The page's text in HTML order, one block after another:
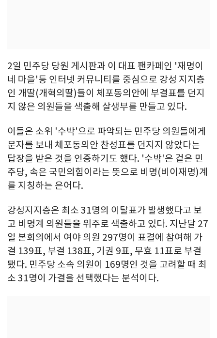
2일 민주당 당원 게시판과 이 대표 팬카페인 '재명이
네 마을'등 인터넷 커뮤니티를 중심으로 강성 지지층
인 개딸(개혁의딸)들이 체포동의안에 부결표를 던지
지 않은 의원들을 색출해 살생부를 만들고 있다.
이들은 소위 '수박'으로 파악되는 민주당 의원들에게
문자를 보내 체포동의안 찬성표를 던지지 않았다는
답장을 받은 것을 인증하기도 했다. '수박'은 겉은 민
주당, 속은 국민의힘이라는 뜻으로 비명(비이재명)계
를 지칭하는 은어다.
강성지지층은 최소 31명의 이탈표가 발생했다고 보
고 비명계 의원들을 위주로 색출하고 있다. 지난달 27
일 본회의에서 여야 의원 297명이 표결에 참여해 가
결 139표, 부결 138표, 기권 9표, 무효 11표로 부결
됐다. 민주당 소속 의원이 169명인 것을 고려할 때 최
소 31명이 가결을 선택했다는 분석이다.